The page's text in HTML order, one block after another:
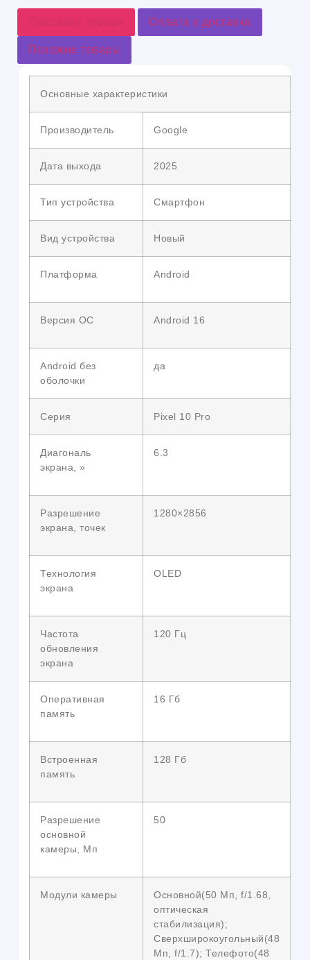
Описание товара Оплата и доставка
Похожие товары
Основные характеристики
Производитель Google
Дата выхода 2025
Тип устройства Смартфон
Вид устройства Новый
Платформа Android
Версия ОС Android 16
Android без
оболочки
да
Серия Pixel 10 Pro
Диагональ
экрана, »
6.3
Разрешение
экрана, точек
1280×2856
Технология
экрана
OLED
Частота
обновления
экрана
120 Гц
Оперативная
память
16 Гб
Встроенная
память
128 Гб
Разрешение
основной
камеры, Мп
50
Модули камеры
Основной(50 Мп, f/1.68,
оптическая
стабилизация);
Сверхширокоугольный(48
Мп, f/1.7); Телефото(48